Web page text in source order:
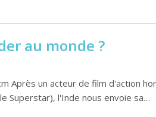
au monde ?
Après un acteur de film d'action
Superstar), l'Inde nous envoie sa…